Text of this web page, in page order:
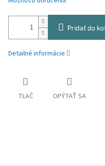
Pridať do
Detailné informácie
TLAČ OPÝTAŤ SA